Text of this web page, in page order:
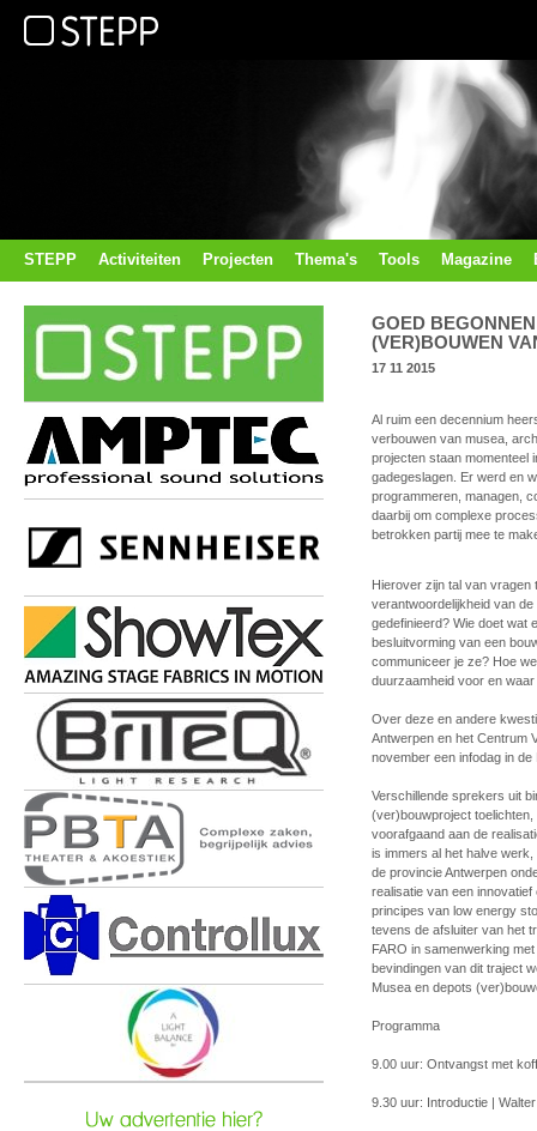
STEPP Activiteiten Projecten Thema's Tools Magazine
GOED
(VER)BOUWEN
17 11 2015
Al ruim een decennium
verbouwen van musea,
projecten staan momenteel
gadegeslagen. Er werd en
programmeren, managen,
daarbij om complexe
betrokken partij mee te
Hierover zijn tal van
verantwoordelijkheid van
gedefinieerd? Wie doet wat
besluitvorming van een
communiceer je ze? Hoe
duurzaamheid voor en
Over deze en andere
Antwerpen en het Centrum
november een infodag in
Verschillende sprekers uit
(ver)bouwproject
voorafgaand aan de
is immers al het halve
de provincie Antwerpen
realisatie van een
principes van low energy
tevens de afsluiter van het
FARO in samenwerking
bevindingen van dit traject
Musea en depots
Programma
9.00 uur: Ontvangst met
9.30 uur: Introductie |